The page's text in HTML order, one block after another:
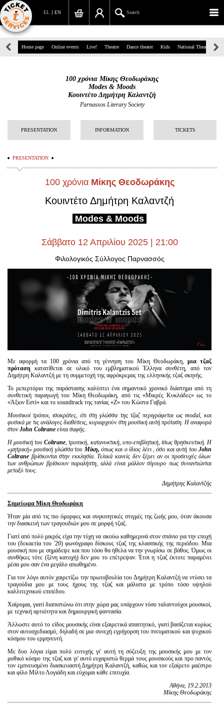
EN
EL Search
39, Panepistimiou Str, Athens
info@ticketservices.gr
Search
Personal Data
Information
Home page Online events Live! Theatre Dance theater Kids National Theatre
100 χρόνια Μίκης Θεοδωράκης
Modes & Moods
Κουιντέτο Δημήτρη Καλαντζή
Parnassos Literary Society
PRESENTATION INFORMATION TICKETS
PRESENTATION
100 χρόνια Μίκης Θεοδωράκης
Κουιντέτο Δημήτρη Καλαντζή
Modes & Moods
Σάββατο 12 Απριλίου 2025 | 21:00
Φιλολογικός Σύλλογος Παρνασσός
Mε αφορμή τα 100 χρόνια από τη γέννηση του Μίκη Θεοδωράκη,
μια τζαζ
πρόταση κατατίθεται σε υλικό του εμβληματικού Έλληνα συνθέτη, από τον
Δημήτρη Καλαντζή με τη συμμετοχή της αφρόκρεμας της ελληνικής τζαζ σκηνής.
Το ρεπερτόριο της παράστασης καλύπτει ένα σημαντικό χρονικό διάστημα από τη
συνθετική παραγωγή του Μίκη Θεοδωράκη, από τις «Μικρές Κυκλάδες» ως το
«Άξιον Εστί» και το soundtrack της τανίας «Ζ» του Κώστα Γαβρά.
Μουσικοί τρόποι, ισοκράτες, ότι στη γλώσσα της τζαζ περιγράφεται ως modal, και
φυσικά με τις ανάλογες διαθέσεις, κυριαρχούν στη μουσική αυτή πρόταση. Η αναφορά
στον John Coltrane είναι σαφής.
Η μουσική του Coltrane , τροπική, κατανυκτική, υπο-επιβλητική, ίσως θρησκευτική. Η
«μητρική» μουσική γλώσσα του Μίκη, όπως και ο ίδιος λέει , όσο και αυτή τουJohn
Coltrane βρίσκονται στην εκκλησία. Τελικά κανείς δεν ξέρει αν οι προσευχές όλων
των ανθρώπων βρίσκουν παραλήπτη, αλλά είναι μάλλον σίγουρο πως συναντιώνται
μεταξύ τους.
Δημήτρης Καλαντζής
Σημείωμα Μίκη Θεοδωράκη
Ήταν μία από τις πιο όμορφες και συγκινητικές στιγμές της ζωής μου, όταν άκουσα
την διασκευή των τραγουδιών μου σε μορφή τζαζ.
Γιατί από πολύ μικρός είχα την τύχη να ακούω καθημερινά στον σπάνιο για την εποχή
του (δεκαετία του '20) φωνόγραφο δίσκους τζαζ της κλασσικής της περιόδου. Μια
μουσική που με σημάδεψε και που τόσο θα ήθελα να την γνωρίσω σε βάθος. Όμως οι
συνθήκες τότε (ξένη κατοχή) δεν μου το επέτρεψαν. Έτσι η τζαζ έκτοτε παραμένει
μέσα μου σαν ένα μεγάλο απωθημένο.
Για τον λόγο αυτόν χαιρετίζω την πρωτοβουλία του Δημήτρη Καλαντζή να ντύσει τα
τραγούδια μου με τους ήχους της τζαζ και μάλιστα με τρόπο τόσο υψηλού
καλλιτεχνικού επιπέδου.
Χαίρομαι, γιατί διαπιστώνω ότι στην χώρα μας υπάρχουν τόσο ταλαντούχοι μουσικοί,
με τεχνική αρτιότητα και δημιουργική φαντασία.
Άλλωστε αυτό το είδος μουσικής είναι εξαιρετικά απαιτητικό, γιατί βασίζεται κυρίως
στον αυτοσχεδιασμό, δηλαδή σε μια συνεχή εγρήγορση του πνευματικού και ψυχικού
κόσμου του ερμηνευτή.
Με δυο λόγια είμαι πολύ ευτυχής γι' αυτή τη σύζευξη της μουσικής μου με τον
μυθικό κόσμο της τζαζ και γι' αυτό ευχαριστώ θερμά τους μουσικούς και προ παντός
τον εμπνευσμένο διασκευαστή Δημήτρη Καλαντζή, καθώς και τον εξαίρετο μαέστρο
και φίλο Μίλτο Λογιάδη και εύχομαι κάθε επιτυχία.
Αθήνα, 19.2.2013
Μίκης Θεοδωράκης